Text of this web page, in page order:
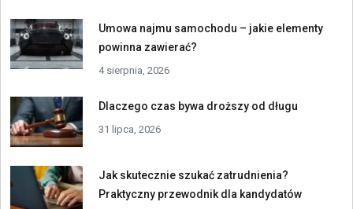
Umowa najmu samochodu – jakie elementy
powinna zawierać?
4 sierpnia, 2026
Dlaczego czas bywa droższy od długu
31 lipca, 2026
Jak skutecznie szukać zatrudnienia?
Praktyczny przewodnik dla kandydatów